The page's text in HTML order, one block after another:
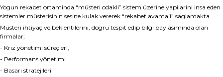
Yogun rekabet ortaminda “müsteri odakli” sistem üzerine yapilarini insa eden
sistemler müsterisinin sesine kulak vererek “rekabet avantaji” saglamakta
Müsteri ihtiyaç ve beklentilerini, dogru tespit edip bilgi paylasiminda olan
firmalar;
- Kriz yönetimi süreçleri,
- Performans yönetimi
- Basari stratejileri